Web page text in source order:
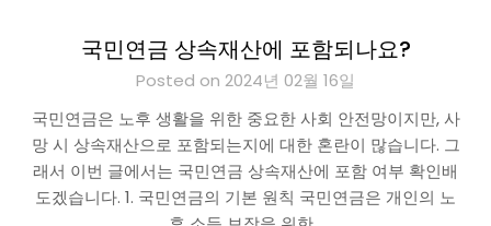
국민연금 상속재산에 포함되나요?
Posted on 2024년 02월 16일
국민연금은 노후 생활을 위한 중요한 사회 안전망이지만, 사
망 시 상속재산으로 포함되는지에 대한 혼란이 많습니다. 그
래서 이번 글에서는 국민연금 상속재산에 포함 여부 확인배
도겠습니다. 1. 국민연금의 기본 원칙 국민연금은 개인의 노